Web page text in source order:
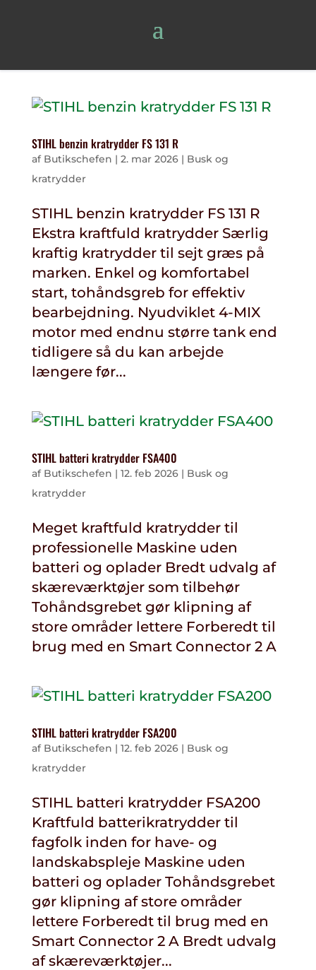
STIHL benzin kratrydder FS 131 R
af Butikschefen | 2. mar 2026| Busk og
kratrydder
STIHL benzin kratrydder FS 131 R
Ekstra kraftfuld kratrydder Særlig
kraftig kratrydder til sejt græs på
marken. Enkel og komfortabel
start, tohåndsgreb for effektiv
bearbejdning. Nyudviklet 4-MIX
motor med endnu større tank end
tidligere så du kan arbejde
længere før...
STIHL batteri kratrydder FSA400
af Butikschefen | 12. feb 2026| Busk og
kratrydder
Meget kraftfuld kratrydder til
professionelle Maskine uden
batteri og oplader Bredt udvalg af
skæreværktøjer som tilbehør
Tohåndsgrebet gør klipning af
store områder lettere Forberedt til
brug med en Smart Connector 2 A
STIHL batteri kratrydder FSA200
af Butikschefen | 12. feb 2026| Busk og
kratrydder
STIHL batteri kratrydder FSA200
Kraftfuld batterikratrydder til
fagfolk inden for have- og
landskabspleje Maskine uden
batteri og oplader Tohåndsgrebet
gør klipning af store områder
lettere Forberedt til brug med en
Smart Connector 2 A Bredt udvalg
af skæreværktøjer...